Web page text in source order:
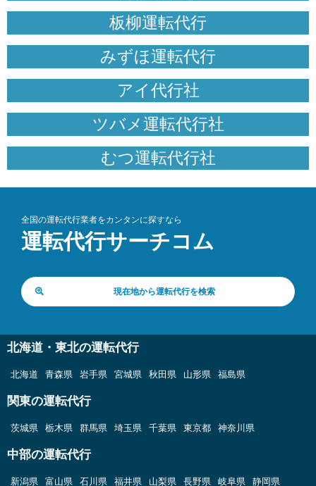
板柳運転代行
みずほ運転代行
アイ代行社
ツバメ運転代行社
むつ運転代行社
全国の運転代行業者をカンタンに探すなら
運転代行サーチコム
現在地から運転代行を検索
北海道・東北の運転代行
北海道 青森県 岩手県 宮城県 秋田県 山形県 福島県
関東の運転代行
茨城県 栃木県 群馬県 埼玉県 千葉県 東京都 神奈川県
中部の運転代行
新潟県 富山県 石川県 福井県 山梨県 長野県 岐阜県 静岡県